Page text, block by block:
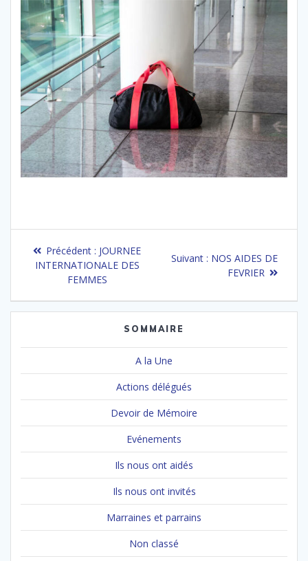
Navigation
l’article
Précédent : Article
précédent
:
JOURNEE
INTERNATIONALE DES
FEMMES
Suivant : Article
suivant
NOS AIDES DE
FEVRIER
SOMMAIRE
A la Une
Actions délégués
Devoir de Mémoire
Evénements
Ils nous ont aidés
Ils nous ont invités
Marraines et parrains
Non classé